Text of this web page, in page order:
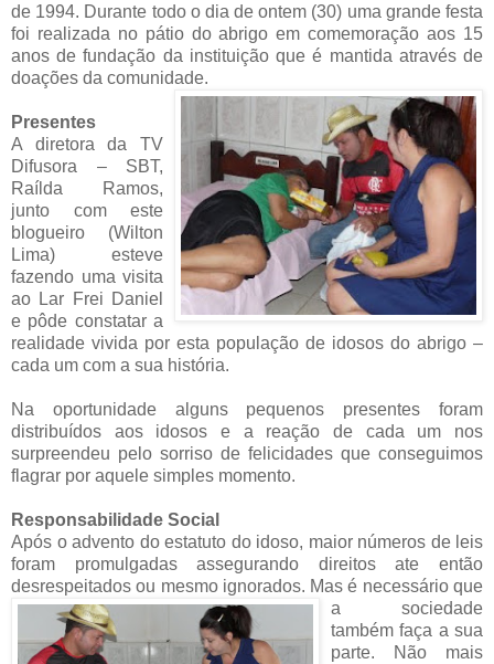
de 1994. Durante todo o dia de ontem (30) uma grande festa
foi realizada no pátio do abrigo em comemoração aos 15
anos de fundação da instituição que é mantida através de
doações da comunidade.
Presentes
A diretora da TV
Difusora – SBT,
Raílda Ramos,
junto com este
blogueiro (Wilton
Lima) esteve
fazendo uma visita
ao Lar Frei Daniel
e pôde constatar a
realidade vivida por esta população de idosos do abrigo –
cada um com a sua história.
Na oportunidade alguns pequenos presentes foram
distribuídos aos idosos e a reação de cada um nos
surpreendeu pelo sorriso de felicidades que conseguimos
flagrar por aquele simples momento.
Responsabilidade Social
Após o advento do estatuto do idoso, maior números de leis
foram promulgadas assegurando direitos ate então
desrespeitados ou mesmo ignorados. Mas é necessário que
a sociedade
também faça a sua
parte. Não mais